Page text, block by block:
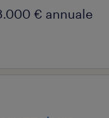
€ annuale